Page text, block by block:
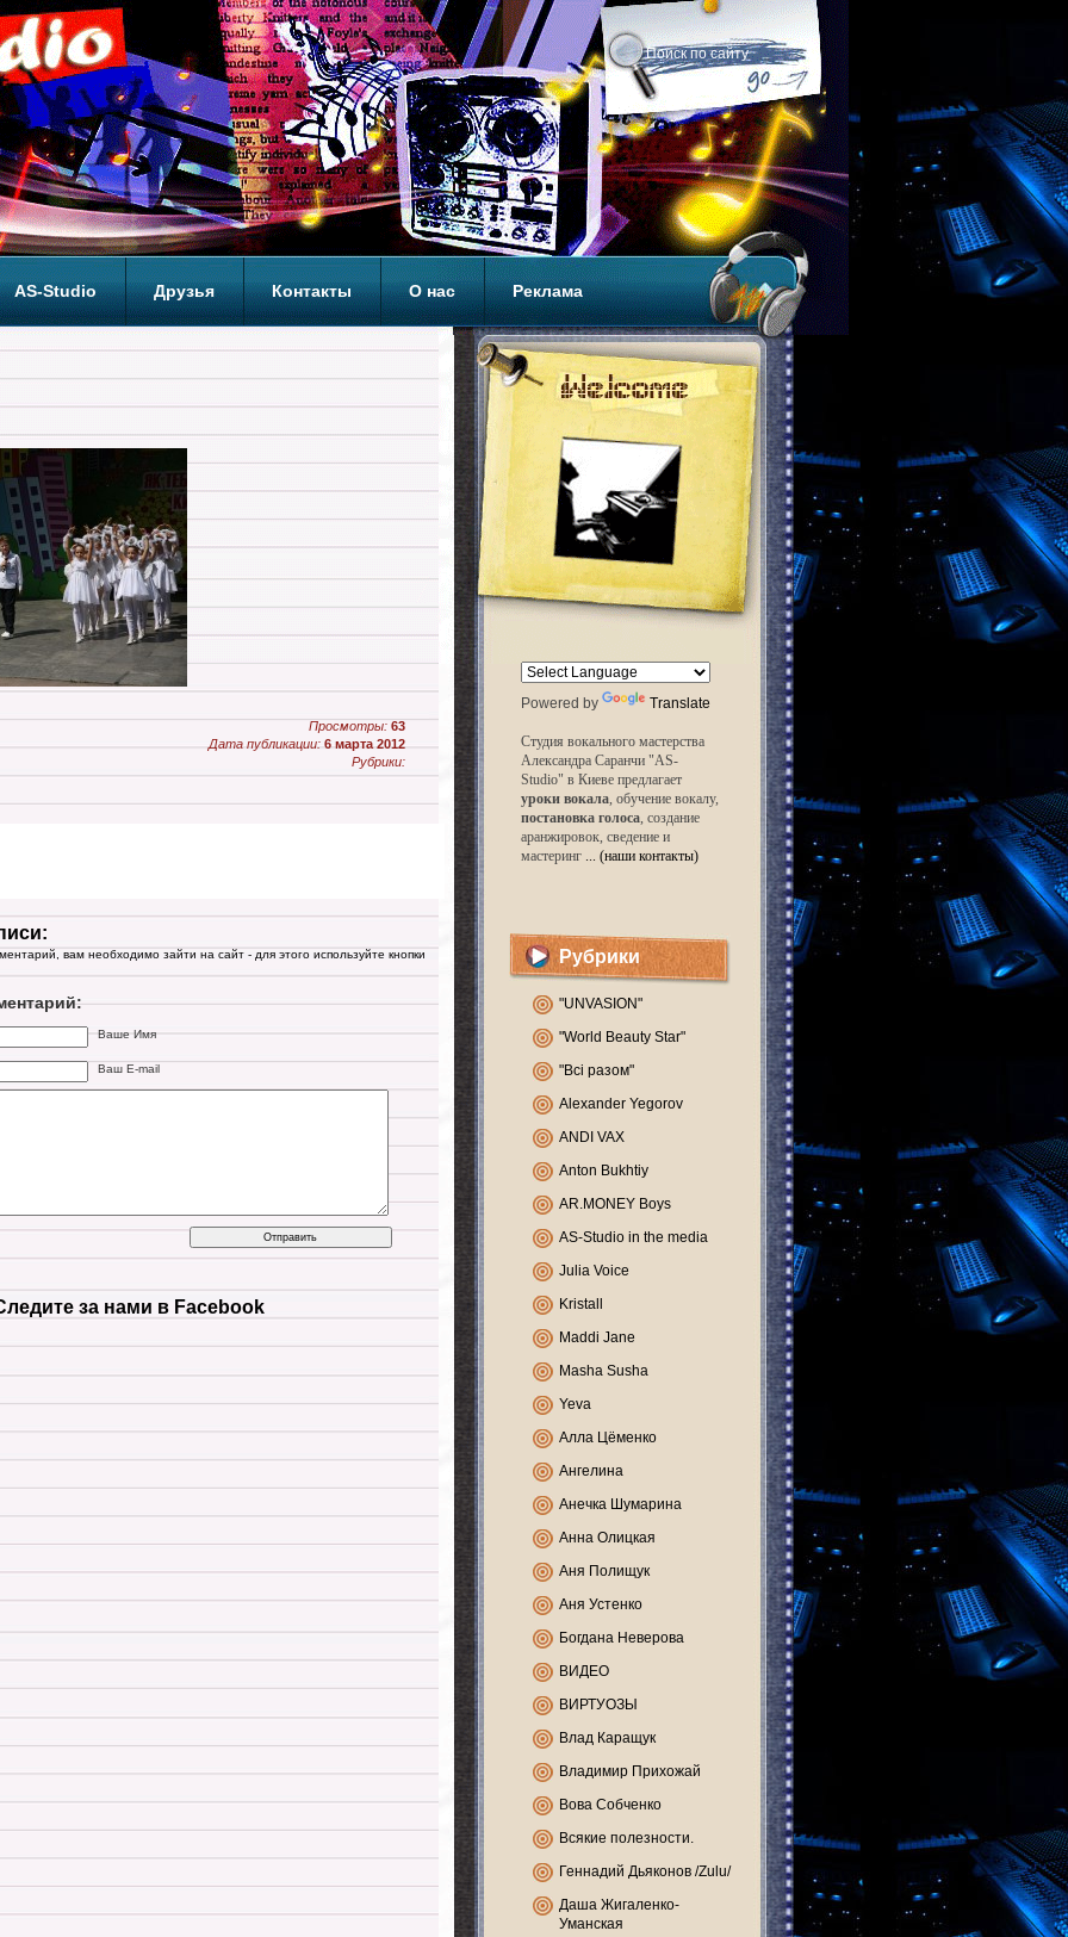
AS-Studio Друзья Контакты О нас Реклама
Просмотры: 63
Дата публикации: 6 марта 2012
Рубрики:
вам необходимо зайти на сайт - для этого используйте кнопки
Ваше Имя
Ваш E-mail
за нами в Facebook
Powered by Translate
Студия вокального мастерства
Александра Саранчи "AS-
Studio" в Киеве предлагает
уроки вокала, обучение вокалу,
постановка голоса, создание
аранжировок, сведение и
мастеринг ... (наши контакты)
Рубрики
"UNVASION"
"World Beauty Star"
"Всі разом"
Alexander Yegorov
ANDI VAX
Anton Bukhtiy
AR.MONEY Boys
AS-Studio in the media
Julia Voice
Kristall
Maddi Jane
Masha Susha
Yeva
Алла Цёменко
Ангелина
Анечка Шумарина
Анна Олицкая
Аня Полищук
Аня Устенко
Богдана Неверова
ВИДЕО
ВИРТУОЗЫ
Влад Каращук
Владимир Прихожай
Вова Собченко
Всякие полезности.
Геннадий Дьяконов /Zulu/
Даша Жигаленко-
Уманская